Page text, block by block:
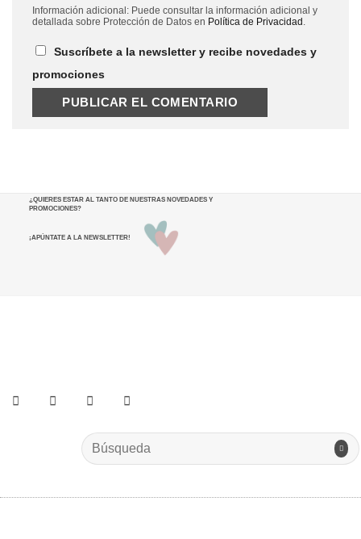
Información adicional: Puede consultar la información adicional y
detallada sobre Protección de Datos en Política de Privacidad
Suscríbete a la newsletter y recibe novedades y
promociones
¿QUIERES ESTAR AL TANTO DE NUESTRAS NOVEDADES Y
PROMOCIONES?
¡APÚNTATE A LA NEWSLETTER!
Search
for: